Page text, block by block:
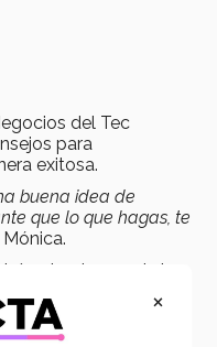
del Tec
para
exitosa.
buena idea de
que lo que hagas, te
siendo uno de los
de
. ×